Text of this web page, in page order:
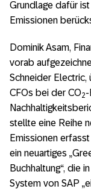
Grundlage dafür
Emissionen
Dominik Asam,
vorab
Schneider
CFOs bei der CO2-
stellte eine Reihe
Emissionen
ein neuartiges
Buchhaltung“, die
System von SAP